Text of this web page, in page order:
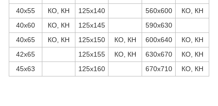
40х55
КО, КН 125х140 560х600
КО, КН
40х60
КО, КН 125х145
590х630
40х65
КО, КН 125х150 КО, КН 600х640
КО, КН
42х65
125х155 КО, КН 630х670
КО, КН
45х63
125х160 670х710 КО, КН